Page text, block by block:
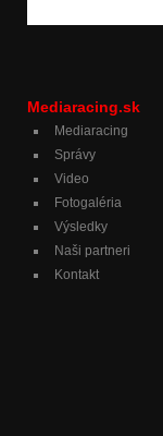
Mediaracing.sk
Mediaracing
Správy
Video
Fotogaléria
Výsledky
Naši partneri
Kontakt